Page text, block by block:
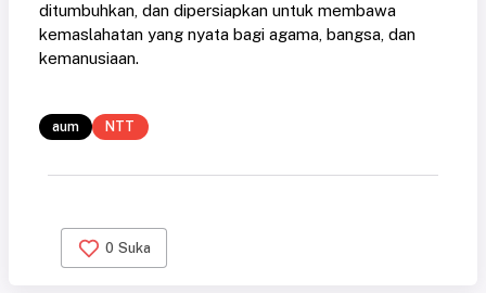
ditumbuhkan, dan dipersiapkan untuk membawa
kemaslahatan yang nyata bagi agama, bangsa, dan
kemanusiaan.
aum NTT
0 Suka